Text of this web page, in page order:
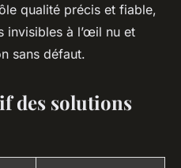
qualité précis et fiable,
invisibles à l’œil nu et
sans défaut.
des solutions